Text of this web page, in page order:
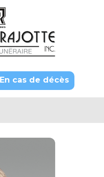
En cas de décès